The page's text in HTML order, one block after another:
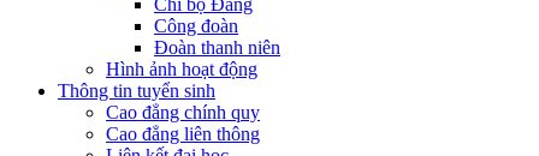
Chi bộ Đảng
Công đoàn
Đoàn thanh niên
Hình ảnh hoạt động
Thông tin tuyển sinh
Cao đẳng chính quy
Cao đẳng liên thông